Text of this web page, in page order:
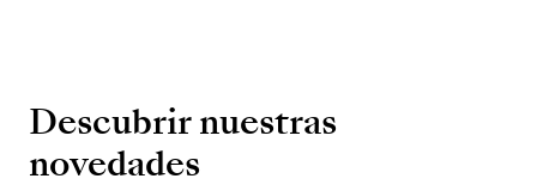
Descubrir nuestras
novedades